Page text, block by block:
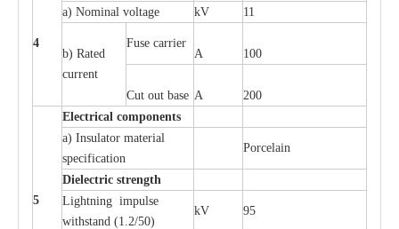
4
a) Nominal voltage kV 11
b) Rated
current
Fuse carrier
A
100
Cut out base A 200
5
Electrical components
a) Insulator material
specification
Porcelain
Dielectric strength
Lightning impulse
withstand (1.2/50)
kV 95